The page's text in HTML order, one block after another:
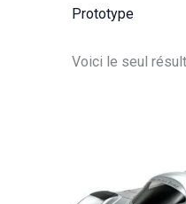
Prototype
Voici le seul